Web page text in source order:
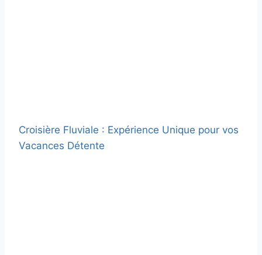
Croisière Fluviale : Expérience Unique pour vos
Vacances Détente